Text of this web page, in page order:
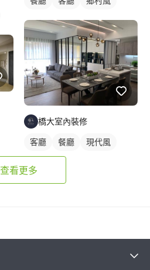
橋大室內裝修
客廳 餐廳 現代風
查看更多